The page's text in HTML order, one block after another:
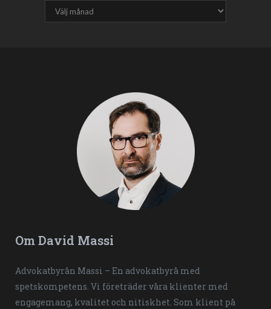
Om David Massi
Advokatbyrån Massi – En advokatbyrå med
spetskompetens. Vi företräder våra klienter med
engagemang, kvalitet och nitiskhet. Som klient på